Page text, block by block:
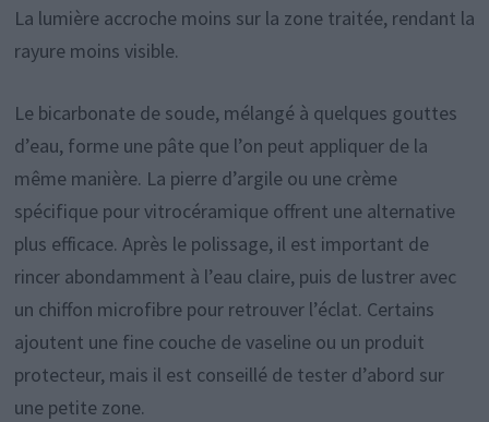
La lumière accroche moins sur la zone traitée, rendant la
rayure moins visible.
Le bicarbonate de soude, mélangé à quelques gouttes
d’eau, forme une pâte que l’on peut appliquer de la
même manière. La pierre d’argile ou une crème
spécifique pour vitrocéramique offrent une alternative
plus efficace. Après le polissage, il est important de
rincer abondamment à l’eau claire, puis de lustrer avec
un chiffon microfibre pour retrouver l’éclat. Certains
ajoutent une fine couche de vaseline ou un produit
protecteur, mais il est conseillé de tester d’abord sur
une petite zone.